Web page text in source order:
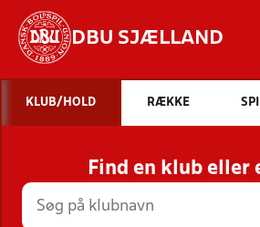
DBU SJÆLLAND
STILLINGER, RESULTATER,
HOLD
KLUB/HOLD RÆKKE
Find en klub eller